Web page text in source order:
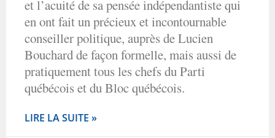
et l’acuité de sa pensée indépendantiste qui
en ont fait un précieux et incontournable
conseiller politique, auprès de Lucien
Bouchard de façon formelle, mais aussi de
pratiquement tous les chefs du Parti
québécois et du Bloc québécois.
LIRE LA SUITE »